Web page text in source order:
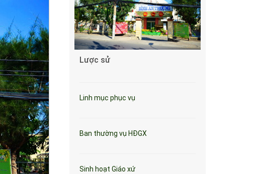
Lược sử
Linh mục phục vụ
Ban thường vụ HĐGX
Sinh hoạt Giáo xứ